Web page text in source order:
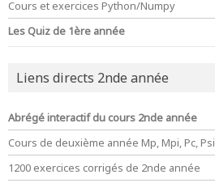
Cours et exercices Python/Numpy
Les Quiz de 1ère année
Liens directs 2nde année
Abrégé interactif du cours 2nde année
Cours de deuxième année Mp, Mpi, Pc, Psi
1200 exercices corrigés de 2nde année